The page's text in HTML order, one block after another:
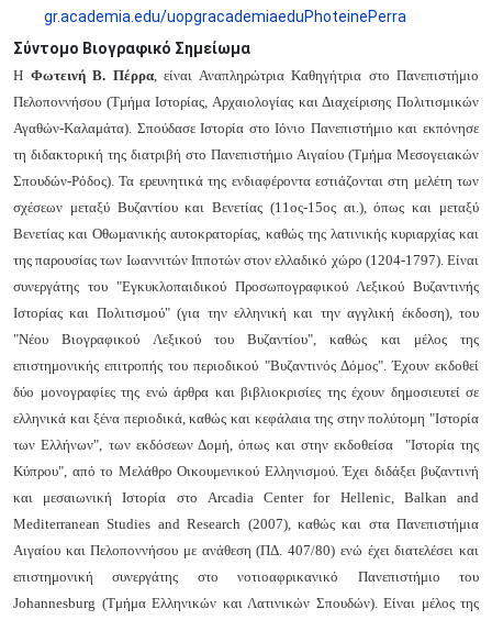
gr.academia.edu/uopgracademiaeduPhoteinePerra
Σύντομο Βιογραφικό Σημείωμα
Η Φωτεινή Β. Πέρρα, είναι Αναπληρώτρια Καθηγήτρια στο Πανεπιστήμιο
Πελοποννήσου (Τμήμα Ιστορίας, Αρχαιολογίας και Διαχείρισης Πολιτισμικών
Αγαθών-Καλαμάτα). Σπούδασε Ιστορία στο Ιόνιο Πανεπιστήμιο και εκπόνησε
τη διδακτορική της διατριβή στο Πανεπιστήμιο Αιγαίου (Τμήμα Μεσογειακών
Σπουδών-Ρόδος). Τα ερευνητικά της ενδιαφέροντα εστιάζονται στη μελέτη των
σχέσεων μεταξύ Βυζαντίου και Βενετίας (11ος-15ος αι.), όπως και μεταξύ
Βενετίας και Οθωμανικής αυτοκρατορίας, καθώς της λατινικής κυριαρχίας και
της παρουσίας των Ιωαννιτών Ιπποτών στον ελλαδικό χώρο (1204-1797). Είναι
συνεργάτης του "Εγκυκλοπαιδικού Προσωπογραφικού Λεξικού Βυζαντινής
Ιστορίας και Πολιτισμού" (για την ελληνική και την αγγλική έκδοση), του
"Νέου Βιογραφικού Λεξικού του Βυζαντίου", καθώς και μέλος της
επιστημονικής επιτροπής του περιοδικού "Βυζαντινός Δόμος". Έχουν εκδοθεί
δύο μονογραφίες της ενώ άρθρα και βιβλιοκρισίες της έχουν δημοσιευτεί σε
ελληνικά και ξένα περιοδικά, καθώς και κεφάλαια της στην πολύτομη "Ιστορία
των Ελλήνων", των εκδόσεων Δομή, όπως και στην εκδοθείσα "Ιστορία της
Κύπρου", από το Μελάθρο Οικουμενικού Ελληνισμού. Έχει διδάξει βυζαντινή
και μεσαιωνική Ιστορία στο Arcadia Center for Hellenic, Balkan and
Mediterranean Studies and Research (2007), καθώς και στα Πανεπιστήμια
Αιγαίου και Πελοποννήσου με ανάθεση (ΠΔ. 407/80) ενώ έχει διατελέσει και
επιστημονική συνεργάτης στο νοτιοαφρικανικό Πανεπιστήμιο του
Johannesburg (Τμήμα Ελληνικών και Λατινικών Σπουδών). Είναι μέλος της